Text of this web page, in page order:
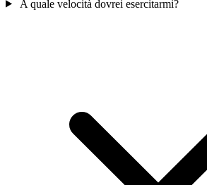
A quale velocità dovrei esercitarmi?